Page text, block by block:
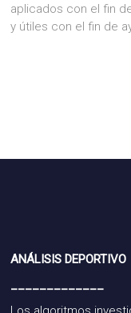
aplicados con el fin
y útiles con el fin de
ANÁLISIS DEPORTIVO
_____________